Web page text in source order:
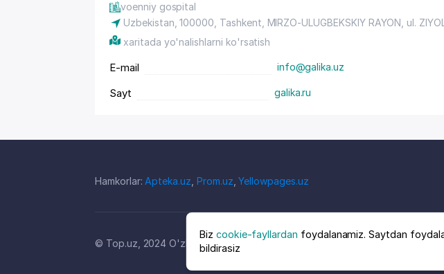
voenniy gospital
Uzbekistan, 100000, Tashkent MIRZO-ULUGBEKSKIY RAYON , ul.
xaritada yo'nalishlarni ko'rsatish
E-mail info@galika.uz
Sayt galika.ru
Hamkorlar: Apteka.uz Prom.uz ,Yellowpages.uz
© Top.uz, 2024 O'zbekiston kompaniyalari katalogi
Biz cookie-fayllardan foydalanamiz. Saytdan
bildirasiz